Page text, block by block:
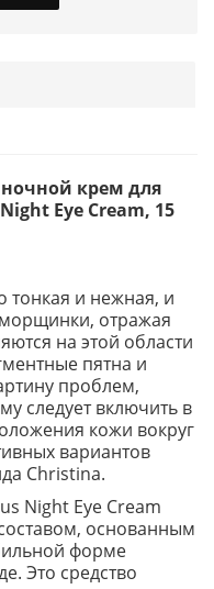
крем для
Eye Cream, 15
тонкая и нежная, и
отражая
на этой области
пятна и
проблем,
следует включить в
кожи вокруг
вариантов
Christina.
Night Eye Cream
основанным
форме
Это средство